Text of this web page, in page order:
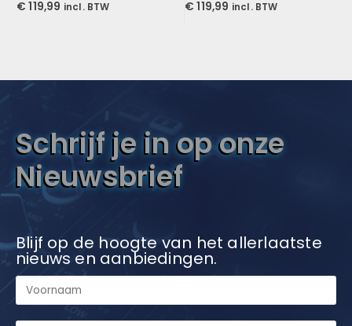
0out of 5
€ 119,99 incl. BTW 0out of 5
€ 119,99 incl. BTW
Schrijf je in op onze
Nieuwsbrief
Blijf op de hoogte van het allerlaatste
nieuws en aanbiedingen.